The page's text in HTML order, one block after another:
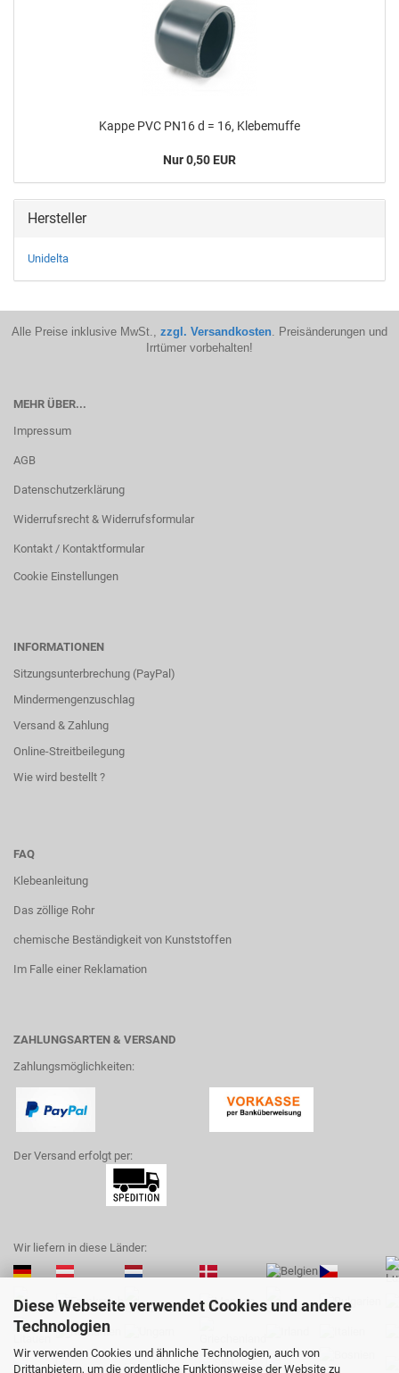
Diese Webseite verwendet Cookies und andere
Technologien
Wir verwenden Cookies und ähnliche Technologien, auch von
Drittanbietern, um die ordentliche Funktionsweise der Website zu
Kappe PVC PN16 d = 16, Kle­be­muf­fe
Nur 0,50 EUR
Hersteller
Unidelta
Alle Preise inklusive MwSt., zzgl. Versandkosten. Preisänderungen und
Irrtümer vorbehalten!
MEHR ÜBER...
Impressum
AGB
Datenschutzerklärung
Widerrufsrecht & Widerrufsformular
Kontakt / Kontaktformular
Cookie Einstellungen
INFORMATIONEN
Sitzungsunterbrechung (PayPal)
Mindermengenzuschlag
Versand & Zahlung
Online-Streitbeilegung
Wie wird bestellt ?
FAQ
Klebeanleitung
Das zöllige Rohr
chemische Beständigkeit von Kunststoffen
Im Falle einer Reklamation
ZAHLUNGSARTEN & VERSAND
Zahlungsmöglichkeiten:
Der Versand erfolgt per:
Wir liefern in diese Länder: